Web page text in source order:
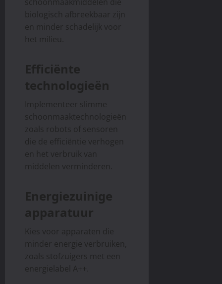
biologisch afbreekbaar zijn
en minder schadelijk voor
het milieu.
Efficiënte
technologieën
Implementeer slimme
schoonmaaktechnologieën
zoals robots of sensoren
die de efficiëntie verhogen
en het verbruik van
middelen verminderen.
Energiezuinige
apparatuur
Kies voor apparaten die
minder energie verbruiken,
zoals stofzuigers met een
energielabel A++.